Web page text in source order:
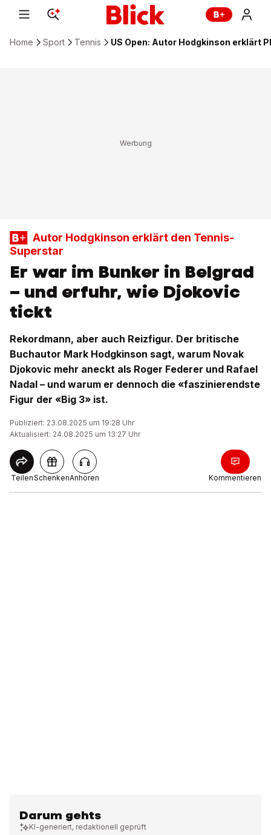
Home Sport Tennis US Open: Autor Hodgkinson erklärt
Autor Hodgkinson erklärt den Tennis-
Superstar
Er war im Bunker in Belgrad
– und erfuhr, wie Djokovic
tickt
Rekordmann, aber auch Reizfigur. Der britische
Buchautor Mark Hodgkinson sagt, warum Novak
Djokovic mehr aneckt als Roger Federer und Rafael
Nadal – und warum er dennoch die «faszinierendste
Figur der «Big 3» ist.
Publiziert: 23.08.2025 um 19:28 Uhr
Aktualisiert: 24.08.2025 um 13:27 Uhr
TeilenSchenkenAnhören Kommentieren
Darum gehts
KI-generiert, redaktionell geprüft